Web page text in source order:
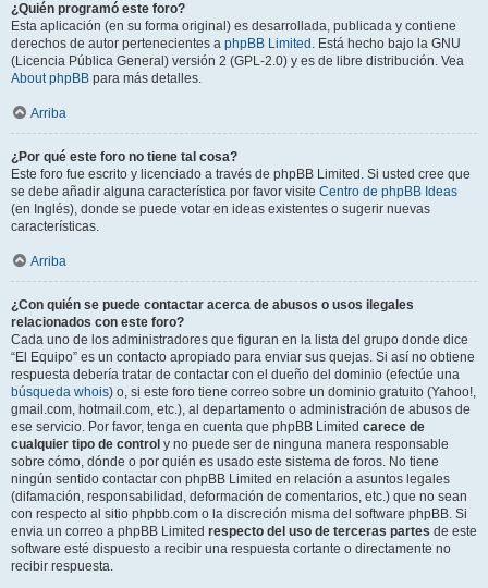
¿Quién programó este foro?
Esta aplicación (en su forma original) es desarrollada, publicada y contiene
derechos de autor pertenecientes a phpBB Limited . Está hecho bajo la GNU
(Licencia Pública General) versión 2 (GPL-2.0) y es de libre distribución. Vea
About phpBB para más detalles.
Arriba
¿Por qué este foro no tiene tal cosa?
Este foro fue escrito y licenciado a través de phpBB Limited. Si usted cree que
se debe añadir alguna característica por favor visite Centro de phpBB Ideas
(en Inglés), donde se puede votar en ideas existentes o sugerir nuevas
características.
Arriba
¿Con quién se puede contactar acerca de abusos o usos ilegales
relacionados con este foro?
Cada uno de los administradores que figuran en la lista del grupo donde dice
“El Equipo” es un contacto apropiado para enviar sus quejas. Si así no obtiene
respuesta debería tratar de contactar con el dueño del dominio (efectúe una
búsqueda whois) o, si este foro tiene correo sobre un dominio gratuito (Yahoo!,
gmail.com, hotmail.com, etc.), al departamento o administración de abusos de
ese servicio. Por favor, tenga en cuenta que phpBB Limited carece de
cualquier tipo de control y no puede ser de ninguna manera responsable
sobre cómo, dónde o por quién es usado este sistema de foros. No tiene
ningún sentido contactar con phpBB Limited en relación a asuntos legales
(difamación, responsabilidad, deformación de comentarios, etc.) que no sean
con respecto al sitio phpbb.com o la discreción misma del software phpBB. Si
envia un correo a phpBB Limited respecto del uso de terceras partes de este
software esté dispuesto a recibir una respuesta cortante o directamente no
recibir respuesta.